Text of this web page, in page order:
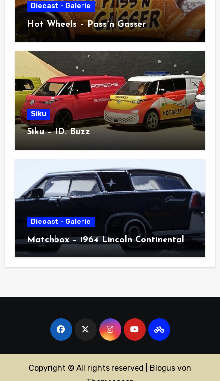
Diecast - Galerie
Hot Wheels – Pass´n Gasser
Siku
Siku – ID. Buzz
Diecast - Galerie
Matchbox – 1964 Lincoln Continental
Copyright © All rights reserved Blogus von